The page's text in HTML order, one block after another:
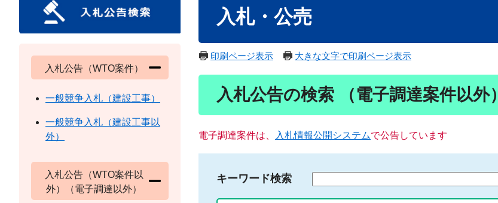
入札・公売
印刷ページ表示 大きな文字で印刷ページ表示
入札公告の検索 （電子調達案件以外）
電子調達案件は、 入札情報公開システムで公告しています
キーワード検索
入札公告（WTO案件）
一般競争入札（建設工事）
一般競争入札（建設工事以
外）
入札公告（WTO案件以
外）（電子調達以外）